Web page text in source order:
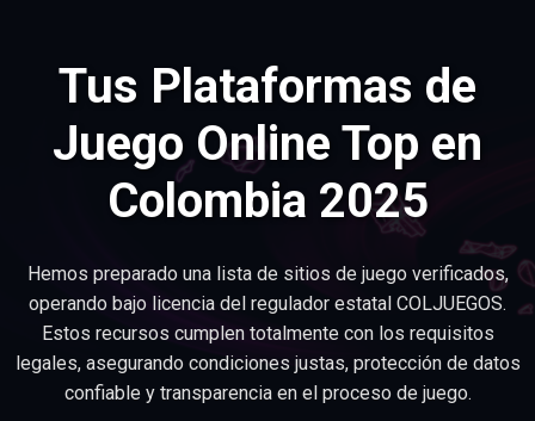
Tus Plataformas de
Juego Online Top en
Colombia 2025
Hemos preparado una lista de sitios de juego verificados,
operando bajo licencia del regulador estatal COLJUEGOS.
Estos recursos cumplen totalmente con los requisitos
legales, asegurando condiciones justas, protección de datos
confiable y transparencia en el proceso de juego.